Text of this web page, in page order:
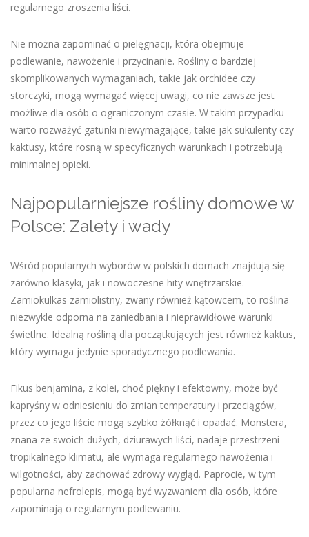
regularnego zroszenia liści.
Nie można zapominać o pielęgnacji, która obejmuje
podlewanie, nawożenie i przycinanie. Rośliny o bardziej
skomplikowanych wymaganiach, takie jak orchidee czy
storczyki, mogą wymagać więcej uwagi, co nie zawsze jest
możliwe dla osób o ograniczonym czasie. W takim przypadku
warto rozważyć gatunki niewymagające, takie jak sukulenty czy
kaktusy, które rosną w specyficznych warunkach i potrzebują
minimalnej opieki.
Najpopularniejsze rośliny domowe w
Polsce: Zalety i wady
Wśród popularnych wyborów w polskich domach znajdują się
zarówno klasyki, jak i nowoczesne hity wnętrzarskie.
Zamiokulkas zamiolistny, zwany również kątowcem, to roślina
niezwykle odporna na zaniedbania i nieprawidłowe warunki
świetlne. Idealną rośliną dla początkujących jest również kaktus,
który wymaga jedynie sporadycznego podlewania.
Fikus benjamina, z kolei, choć piękny i efektowny, może być
kapryśny w odniesieniu do zmian temperatury i przeciągów,
przez co jego liście mogą szybko żółknąć i opadać. Monstera,
znana ze swoich dużych, dziurawych liści, nadaje przestrzeni
tropikalnego klimatu, ale wymaga regularnego nawożenia i
wilgotności, aby zachować zdrowy wygląd. Paprocie, w tym
popularna nefrolepis, mogą być wyzwaniem dla osób, które
zapominają o regularnym podlewaniu.